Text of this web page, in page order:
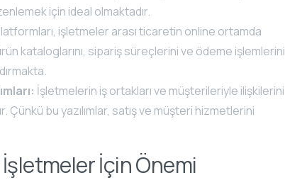
için ideal olmaktadır.
işletmeler arası ticaretin online ortamda
kataloglarını, sipariş süreçlerini ve ödeme işlemlerini
İşletmelerin iş ortakları ve müşterileriyle ilişkilerini
bu yazılımlar, satış ve müşteri hizmetlerini
İşletmeler İçin Önemi